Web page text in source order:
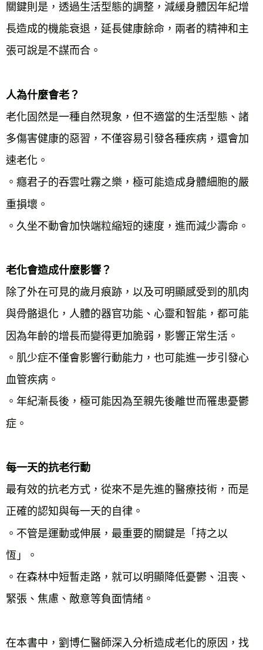
關鍵則是，透過生活型態的調整，減緩身體因年紀增
長造成的機能衰退，延長健康餘命，兩者的精神和主
張可說是不謀而合。
人為什麼會老？
老化固然是一種自然現象，但不適當的生活型態、諸
多傷害健康的惡習，不僅容易引發各種疾病，還會加
速老化。
。癮君子的吞雲吐霧之樂，極可能造成身體細胞的嚴
重損壞。
。久坐不動會加快端粒縮短的速度，進而減少壽命。
老化會造成什麼影響？
除了外在可見的歲月痕跡，以及可明顯感受到的肌肉
與骨骼退化，人體的器官功能、心靈和智能，都可能
因為年齡的增長而變得更加脆弱，影響正常生活。
。肌少症不僅會影響行動能力，也可能進一步引發心
血管疾病。
。年紀漸長後，極可能因為至親先後離世而罹患憂鬱
症。
每一天的抗老行動
最有效的抗老方式，從來不是先進的醫療技術，而是
正確的認知與每一天的自律。
。不管是運動或伸展，最重要的關鍵是「持之以
恆」。
。在森林中短暫走路，就可以明顯降低憂鬱、沮喪、
緊張、焦慮、敵意等負面情緒。
在本書中，劉博仁醫師深入分析造成老化的原因，找